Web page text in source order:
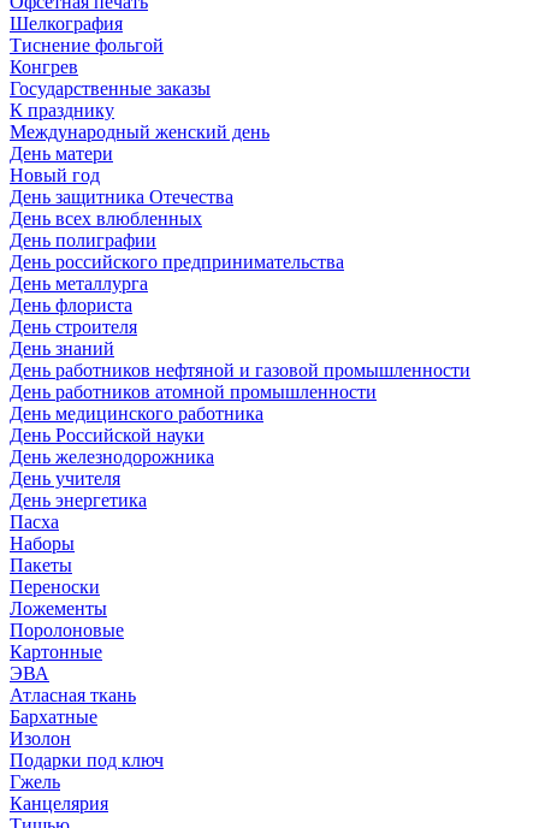
Шелкография
Тиснение фольгой
Конгрев
Государственные заказы
К празднику
Международный женский день
День матери
Новый год
День защитника Отечества
День всех влюбленных
День полиграфии
День российского предпринимательства
День металлурга
День флориста
День строителя
День знаний
День работников нефтяной и газовой промышленности
День работников атомной промышленности
День медицинского работника
День Российской науки
День железнодорожника
День учителя
День энергетика
Пасха
Наборы
Пакеты
Переноски
Ложементы
Поролоновые
Картонные
ЭВА
Атласная ткань
Бархатные
Изолон
Подарки под ключ
Гжель
Канцелярия